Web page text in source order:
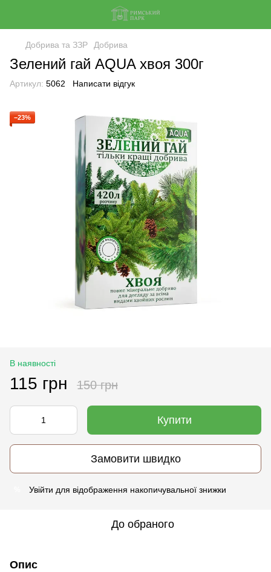
Добрива та ЗЗР Добрива
Зелений гай AQUA хвоя 300г
Артикул: 5062 Написати відгук
−23%
В наявності
115 грн 150 грн
Купити
Замовити швидко
Увійти для відображення накопичувальної знижки
До обраного
Опис